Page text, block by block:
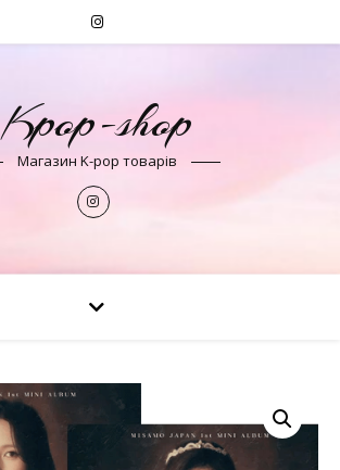
Kpop-shop
Магазин K-pop товарів